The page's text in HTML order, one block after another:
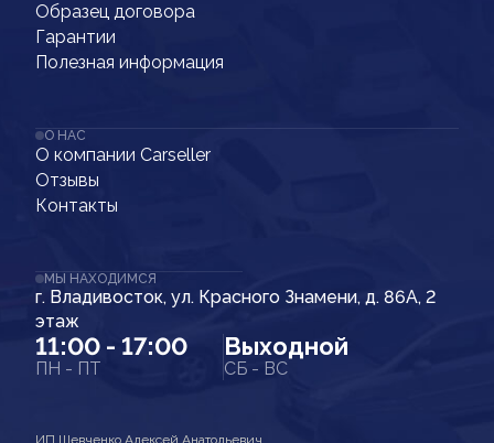
Образец договора
Гарантии
Полезная информация
О НАС
О компании Carseller
Отзывы
Контакты
МЫ НАХОДИМСЯ
г. Владивосток, ул. Красного Знамени, д. 86А, 2
этаж
11:00 - 17:00
ПН - ПТ
Выходной
СБ - ВС
ИП Шевченко Алексей Анатольевич